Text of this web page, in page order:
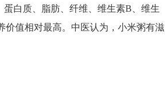
白质、脂肪、纤维、维生素B、维生
价值相对最高。中医认为，小米粥有滋